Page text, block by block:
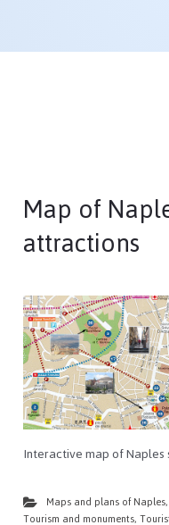
Map of
attractions
Interactive map of Naples
Maps and plans of Naples,
Tourism and monuments,